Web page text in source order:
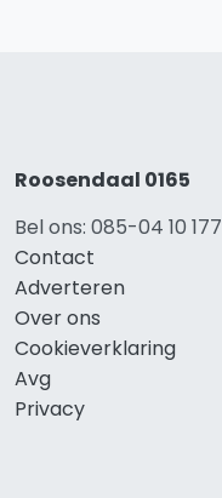
Roosendaal 0165
Bel ons: 085-04 10 177
Contact
Adverteren
Over ons
Cookieverklaring
Avg
Privacy